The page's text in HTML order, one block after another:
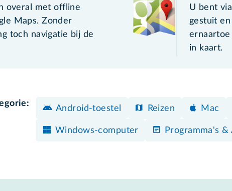
overal met offline
Maps. Zonder
toch navigatie bij de
U bent
gestuit
in kaart.
Android-toestel Reizen Mac
Windows-computer Programma's &